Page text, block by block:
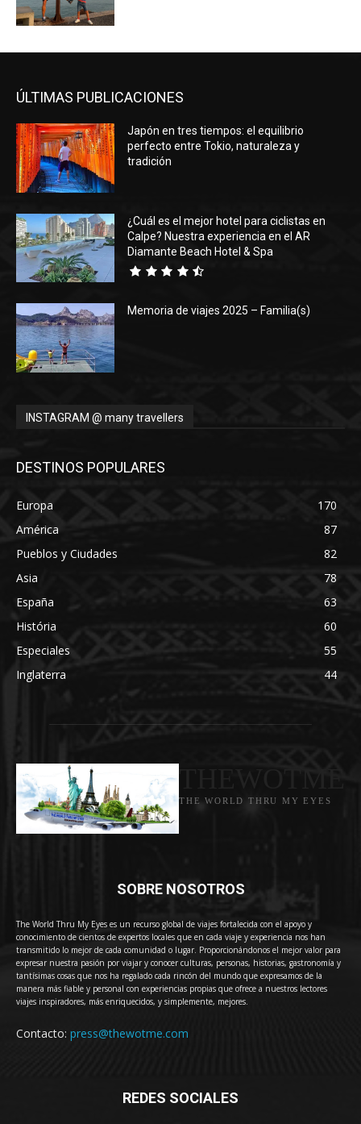
ÚLTIMAS PUBLICACIONES
Japón en tres tiempos: el equilibrio
perfecto entre Tokio, naturaleza y
tradición
¿Cuál es el mejor hotel para ciclistas en
Calpe? Nuestra experiencia en el AR
Diamante Beach Hotel & Spa
Memoria de viajes 2025 – Familia(s)
INSTAGRAM @ many travellers
DESTINOS POPULARES
Europa
170
América
87
Pueblos y Ciudades
82
Asia
78
España
63
História
60
Especiales
55
Inglaterra
44
THE WORLD THRU MY EYES
SOBRE NOSOTROS
The World Thru My Eyes es un recurso global de viajes fortalecida con el apoyo y
conocimiento de cientos de expertos locales que en cada viaje y experiencia nos han
transmitido lo mejor de cada comunidad o lugar. Proporcionándonos el mejor valor para
expresar nuestra pasión por viajar y conocer culturas, personas, historias, gastronomía y
tantísimas cosas que nos ha regalado cada rincón del mundo que expresamos de la
manera más fiable y personal con experiencias propias que ofrece a nuestros lectores
viajes inspiradores, más enriquecidos, y simplemente, mejores.
Contacto: press@thewotme.com
REDES SOCIALES